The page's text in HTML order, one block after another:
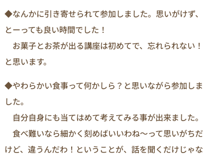
◆なんかに引き寄せられて参加しました。思いがけず、
とーっても良い時間でした！
お菓子とお茶が出る講座は初めてで、忘れられない！
と思います。
◆やわらかい食事って何かしら？と思いながら参加しま
した。
自分自身にも当てはめて考えてみる事が出来ました。
食べ難いなら細かく刻めばいいわね～って思いがちだ
けど、違うんだわ！ということが、話を聞くだけじゃな